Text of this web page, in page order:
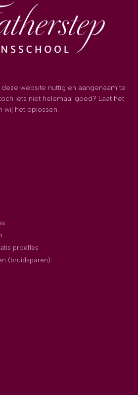
website nuttig en aangenaam te
iets niet helemaal goed? Laat het
wij het oplossen.
proefles
(bruidsparen)